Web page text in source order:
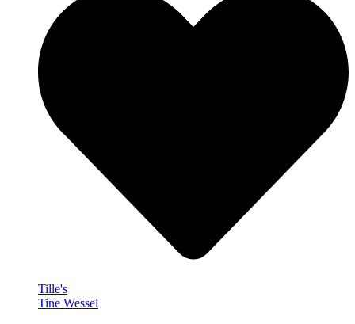
Tille's
Tine Wessel